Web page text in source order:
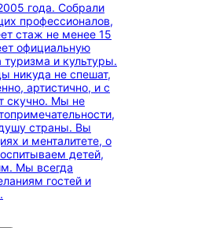
года. Собрали
профессионалов,
стаж не менее 15
официальную
и культуры.
никуда не спешат,
артистично, и с
скучно. Мы не
страны. Вы
и менталитете, о
детей,
Мы всегда
гостей и